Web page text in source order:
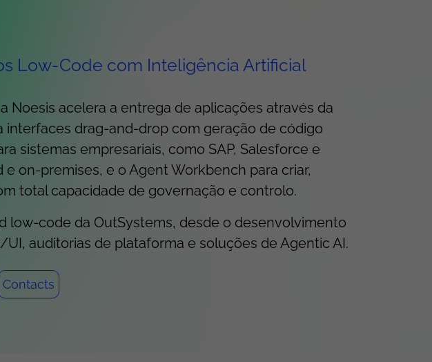
Low-Code com Inteligência Artificial
Noesis acelera a entrega de aplicações através da
interfaces drag-and-drop com geração de código
sistemas empresariais, como SAP, Salesforce e
on-premises, e o Agent Workbench para criar,
total capacidade de governação e controlo.
low-code da OutSystems, desde o desenvolvimento
auditorias de plataforma e soluções de Agentic AI.
Contacts